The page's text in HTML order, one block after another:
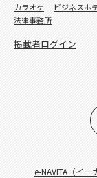
e-NAVITA（イー
カラオケ
ビジネスホ
法律事務所
掲載者ログイン